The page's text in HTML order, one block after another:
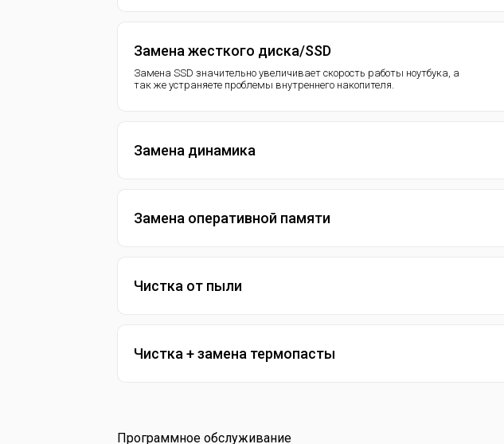
Замена жесткого диска/SSD
Замена SSD значительно увеличивает скорость работы ноутбука, а
так же устраняете проблемы внутреннего накопителя.
Замена динамика
Замена оперативной памяти
Чистка от пыли
Чистка + замена термопасты
Программное обслуживание